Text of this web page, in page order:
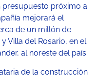
próximo a
mejorará el
de un millón de
Villa del Rosario, en el
al noreste del país.
de la construcción